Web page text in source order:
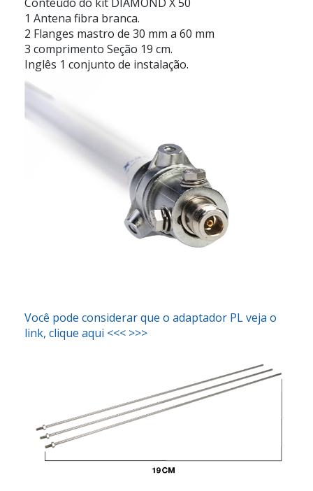
Conteúdo do kit DIAMOND X 50
1 Antena fibra branca.
2 Flanges mastro de 30 mm a 60 mm
3 comprimento Seção 19 cm.
Inglês 1 conjunto de instalação.
Você pode considerar que o adaptador PL veja o
link, clique aqui <<< >>>